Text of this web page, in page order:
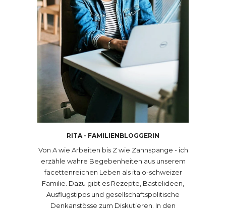
RITA - FAMILIENBLOGGERIN
Von A wie Arbeiten bis Z wie Zahnspange - ich
erzähle wahre Begebenheiten aus unserem
facettenreichen Leben als italo-schweizer
Familie. Dazu gibt es Rezepte, Bastelideen,
Ausflugstipps und gesellschaftspolitische
Denkanstösse zum Diskutieren. In den